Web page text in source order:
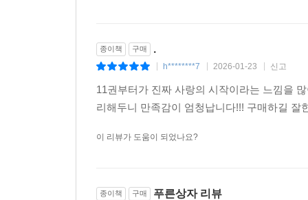
종이책 구매 .
h********7 2026-01-23 신고
11권부터가 진짜 사랑의 시작이라는 느낌을
리해두니 만족감이 엄청납니다!!! 구매하길
이 리뷰가 도움이 되었나요?
종이책 구매 푸른상자 리뷰